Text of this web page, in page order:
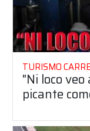
TURISMO
"Ni loco
picante